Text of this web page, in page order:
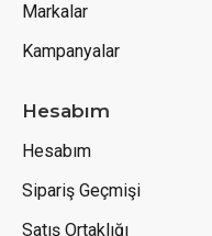
Markalar
Kampanyalar
Hesabım
Hesabım
Sipariş Geçmişi
Satış Ortaklığı